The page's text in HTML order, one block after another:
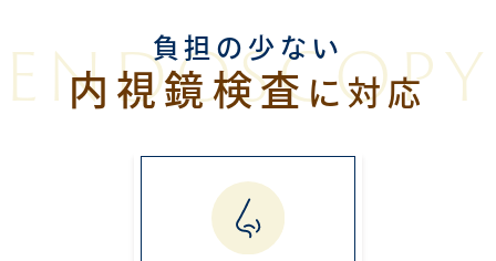
負担の少ない
内視鏡検査に対応
ENDOSCOPY